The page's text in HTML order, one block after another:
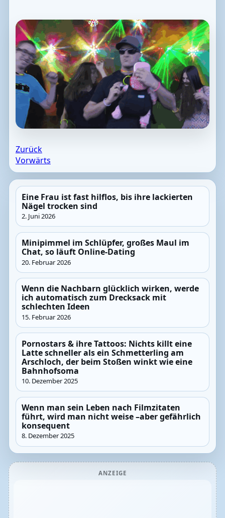
Zurück
Vorwärts
Eine Frau ist fast hilflos, bis ihre lackierten
Nägel trocken sind
2. Juni 2026
Minipimmel im Schlüpfer, großes Maul im
Chat, so läuft Online-Dating
20. Februar 2026
Wenn die Nachbarn glücklich wirken, werde
ich automatisch zum Drecksack mit
schlechten Ideen
15. Februar 2026
Pornostars & ihre Tattoos: Nichts killt eine
Latte schneller als ein Schmetterling am
Arschloch, der beim Stoßen winkt wie eine
Bahnhofsoma
10. Dezember 2025
Wenn man sein Leben nach Filmzitaten
führt, wird man nicht weise –aber gefährlich
konsequent
8. Dezember 2025
ANZEIGE